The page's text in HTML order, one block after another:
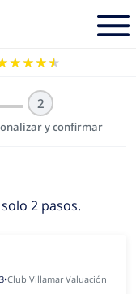
2
y confirmar
2 pasos.
•Club Villamar Valuación